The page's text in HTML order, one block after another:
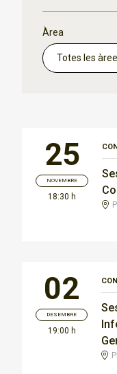
Àrea
25
NOVEMBRE
18:30 h
02
DESEMBRE
19:00 h